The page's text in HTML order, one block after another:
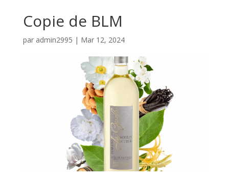
Copie de BLM
par admin2995 | Mar 12, 2024